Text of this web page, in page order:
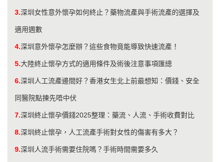
3.深圳女性意外懷孕如何終止？藥物流產與手術流產的選擇及
適用週數
4.深圳意外懷孕怎麼辦？這些食物竟能導致快速流產！
5.大陸終止懷孕方式的適用條件及術後注意事項匯總
6.深圳人工流產邊間好？香港女生北上前最想知：價錢、安全
同醫院點揀先唔中伏
7.深圳終止懷孕價錢2025整理：藥流、人流、手術收費對比
8.深圳終止懷孕，人工流產手術對女性的傷害有多大？
9.深圳人流手術需要住院嗎？手術時間需要多久